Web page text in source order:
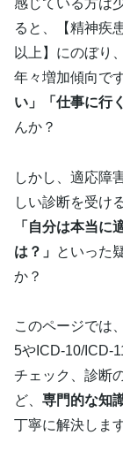
ると、【精神疾
以上】にのぼり
年々増加傾向です
い」「仕事に行
んか？
しかし、適応障
しい診断を受け
「自分は本当に
は？」 といった
か？
このページでは
5やICD-10/ICD-
チェック、診断
ど、 専門的な知
丁寧に解決します